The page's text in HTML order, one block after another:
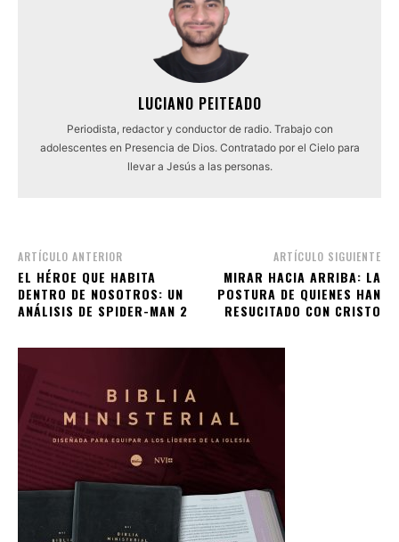
LUCIANO PEITEADO
Periodista, redactor y conductor de radio. Trabajo con
adolescentes en Presencia de Dios. Contratado por el Cielo para
llevar a Jesús a las personas.
ARTÍCULO ANTERIOR
EL HÉROE QUE HABITA
DENTRO DE NOSOTROS: UN
ANÁLISIS DE SPIDER-MAN 2
ARTÍCULO SIGUIENTE
MIRAR HACIA ARRIBA: LA
POSTURA DE QUIENES HAN
RESUCITADO CON CRISTO